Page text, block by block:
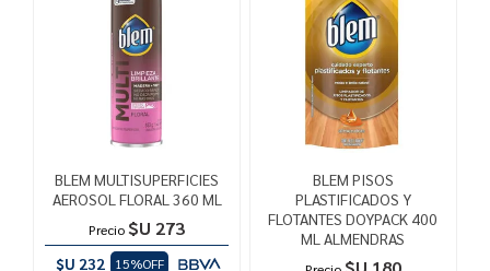
BLEM MULTISUPERFICIES
AEROSOL FLORAL 360 ML
Precio $U 273
$U 232
15%OFF
BLEM PISOS
PLASTIFICADOS Y
FLOTANTES DOYPACK 400
ML ALMENDRAS